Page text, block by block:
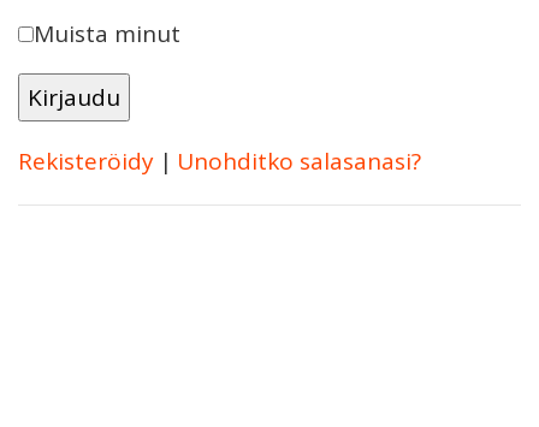
Muista minut
Rekisteröidy | Unohditko salasanasi?